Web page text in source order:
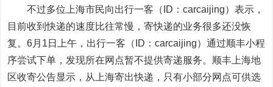
不过多位上海市民向出行一客（ID：carcaijing）表示，
目前收到快递的速度比往常慢，寄快递的业务很多还没恢
复。6月1日上午， 出行一客（ID：carcaijing）通过顺丰小程
序尝试下单，发现所在网点暂不提供寄递服务。顺丰上海地
区收寄公告显示，从上海寄出快递，只有小部分网点可供选